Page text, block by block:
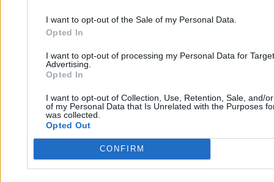
I want to opt-out of the Sale of my Personal Data.
Opted In
I want to opt-out of processing my Personal Data for
Advertising.
Opted In
I want to opt-out of Collection, Use, Retention, Sale, and/
of my Personal Data that Is Unrelated with the Purposes
was collected.
Opted Out
CONFIRM
Reklama
Kontakt
Tematy
Opinie
Kraj
Moto